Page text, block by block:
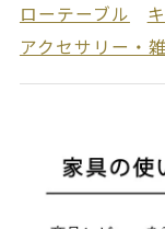
ローテーブル
アクセサリー・